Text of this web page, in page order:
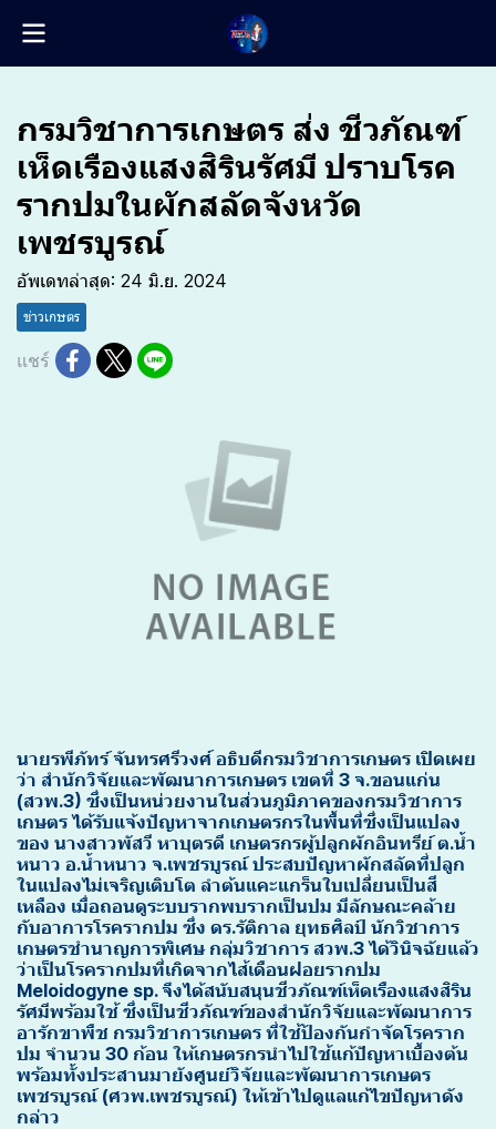
กรมวิชาการเกษตร ส่ง ชีวภัณฑ์
เห็ดเรืองแสงสิรินรัศมี ปราบโรค
รากปมในผักสลัดจังหวัด
เพชรบูรณ์
อัพเดทล่าสุด: 24 มิ.ย. 2024
ข่าวเกษตร
แชร์
นายรพีภัทร์ จันทรศรีวงศ์ อธิบดีกรมวิชาการเกษตร เปิดเผย
ว่า สำนักวิจัยและพัฒนาการเกษตร เขตที่ 3 จ.ขอนแก่น
(สวพ.3) ซึ่งเป็นหน่วยงานในส่วนภูมิภาคของกรมวิชาการ
เกษตร ได้รับแจ้งปัญหาจากเกษตรกรในพื้นที่ซึ่งเป็นแปลง
ของ นางสาวพัสวี หาบุตรดี เกษตรกรผู้ปลูกผักอินทรีย์ ต.น้ำ
หนาว อ.น้ำหนาว จ.เพชรบูรณ์ ประสบปัญหาผักสลัดที่ปลูก
ในแปลงไม่เจริญเติบโต ลำต้นแคะแกร็นใบเปลี่ยนเป็นสี
เหลือง เมื่อถอนดูระบบรากพบรากเป็นปม มีลักษณะคล้าย
กับอาการโรครากปม ซึ่ง ดร.รัติกาล ยุทธศิลป์ นักวิชาการ
เกษตรชำนาญการพิเศษ กลุ่มวิชาการ สวพ.3 ได้วินิจฉัยแล้ว
ว่าเป็นโรครากปมที่เกิดจากไส้เดือนฝอยรากปม
Meloidogyne sp. จึงได้สนับสนุนชีวภัณฑ์เห็ดเรืองแสงสิริน
รัศมีพร้อมใช้ ซึ่งเป็นชีวภัณฑ์ของสำนักวิจัยและพัฒนาการ
อารักขาพืช กรมวิชาการเกษตร ที่ใช้ป้องกันกำจัดโรคราก
ปม จำนวน 30 ก้อน ให้เกษตรกรนำไปใช้แก้ปัญหาเบื้องต้น
พร้อมทั้งประสานมายังศูนย์วิจัยและพัฒนาการเกษตร
เพชรบูรณ์ (ศวพ.เพชรบูรณ์) ให้เข้าไปดูแลแก้ไขปัญหาดัง
กล่าว